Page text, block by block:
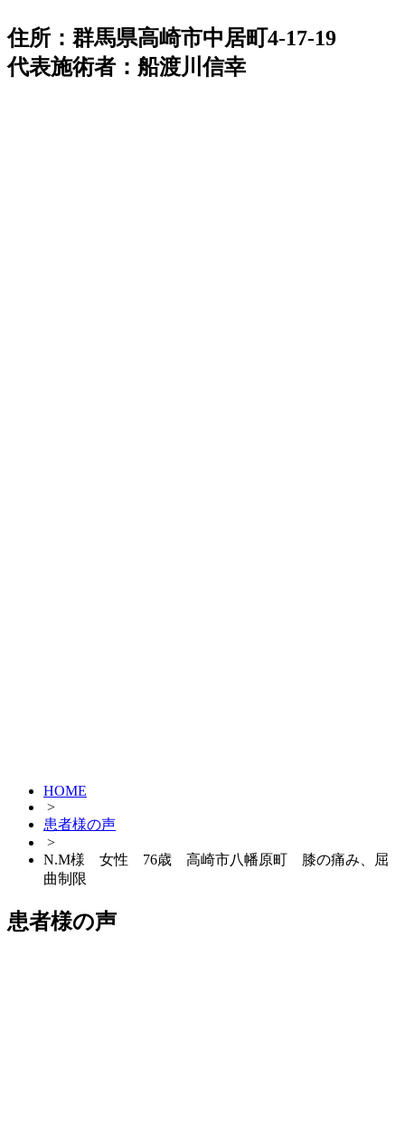
住所：群馬県高崎市中居町4-17-19
代表施術者：船渡川信幸
HOME
>
患者様の声
>
N.M様 女性 76歳 高崎市八幡原町 膝の痛み、屈
曲制限
患者様の声